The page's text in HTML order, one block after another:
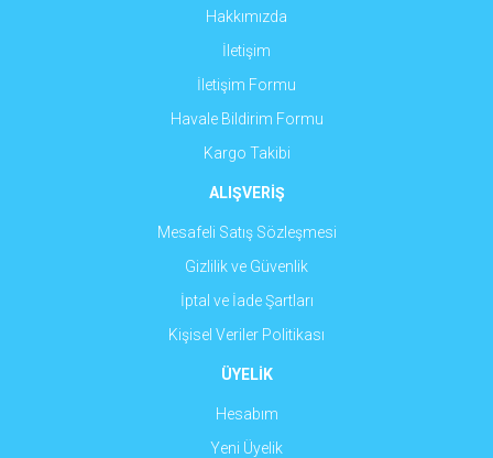
Gönder
Hakkımızda
İletişim
İletişim Formu
Havale Bildirim Formu
Kargo Takibi
ALIŞVERİŞ
Mesafeli Satış Sözleşmesi
Gizlilik ve Güvenlik
İptal ve İade Şartları
Kişisel Veriler Politikası
ÜYELİK
Hesabım
Yeni Üyelik